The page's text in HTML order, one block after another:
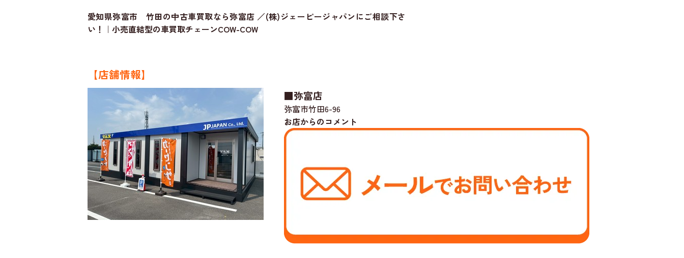
愛知県弥富市 竹田の中古車買取なら弥富店 ／(株)ジェーピージャパンにご相談下さ
い！｜小売直結型の車買取チェーンCOW-COW
【店舗情報】
■弥富店
弥富市竹田6-96
お店からのコメント